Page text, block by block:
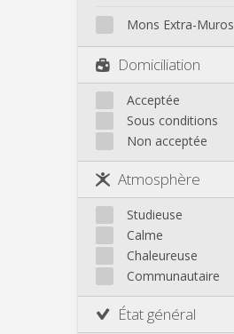
Mons Intra-Muros
Mons Extra-Muros
Domiciliation
Acceptée
Sous conditions
Non acceptée
Atmosphère
Studieuse
Calme
Chaleureuse
Communautaire
État général